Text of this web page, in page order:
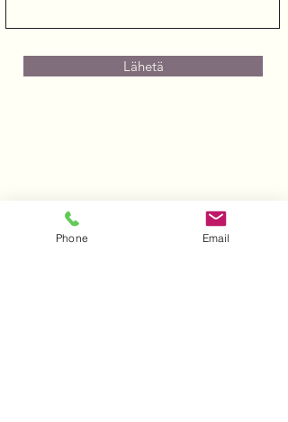
Lähetä
Phone Email